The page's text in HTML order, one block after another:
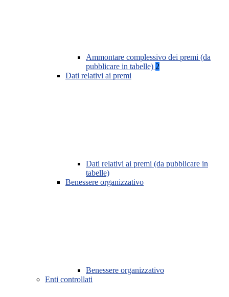
Ammontare complessivo dei premi (da
pubblicare in tabelle) 2
Dati relativi ai premi
Dati relativi ai premi (da pubblicare in
tabelle)
Benessere organizzativo
Benessere organizzativo
Enti controllati